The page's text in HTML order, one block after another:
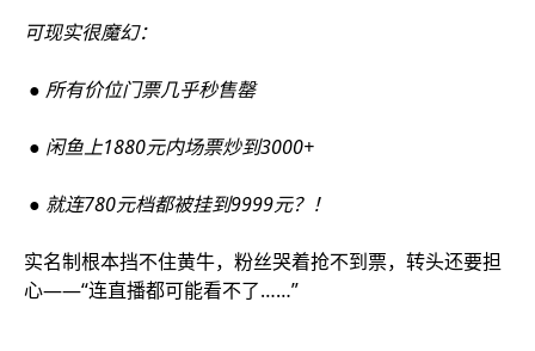
可现实很魔幻：
● 所有价位门票几乎秒售罄
● 闲鱼上1880元内场票炒到3000+
● 就连780元档都被挂到9999元？！
实名制根本挡不住黄牛，粉丝哭着抢不到票，转头还要担
心——“连直播都可能看不了……”